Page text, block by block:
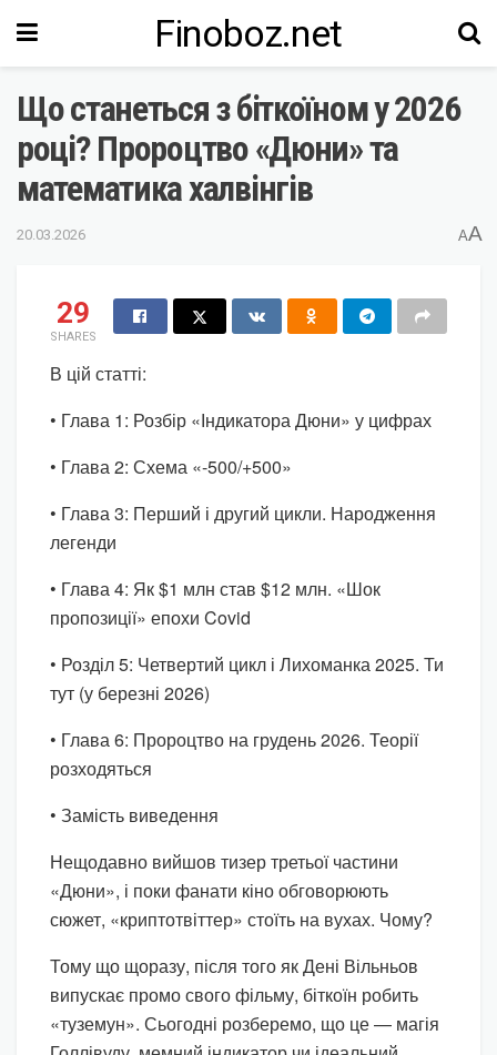
Finoboz.net
Що станеться з біткоїном у 2026
році? Пророцтво «Дюни» та
математика халвінгів
20.03.2026 AA
29
SHARES
В цій статті:
• Глава 1: Розбір «Індикатора Дюни» у цифрах
• Глава 2: Схема «-500/+500»
• Глава 3: Перший і другий цикли. Народження
легенди
• Глава 4: Як $1 млн став $12 млн. «Шок
пропозиції» епохи Covid
• Розділ 5: Четвертий цикл і Лихоманка 2025. Ти
тут (у березні 2026)
• Глава 6: Пророцтво на грудень 2026. Теорії
розходяться
• Замість виведення
Нещодавно вийшов тизер третьої частини
«Дюни», і поки фанати кіно обговорюють
сюжет, «криптотвіттер» стоїть на вухах. Чому?
Тому що щоразу, після того як Дені Вільньов
випускає промо свого фільму, біткоїн робить
«туземун». Сьогодні розберемо, що це — магія